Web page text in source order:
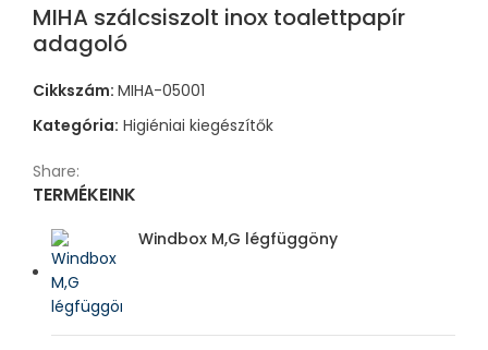
MIHA szálcsiszolt inox toalettpapír
adagoló
Cikkszám: MIHA-05001
Kategória: Higiéniai kiegészítők
Share:
TERMÉKEINK
Windbox M,G légfüggöny